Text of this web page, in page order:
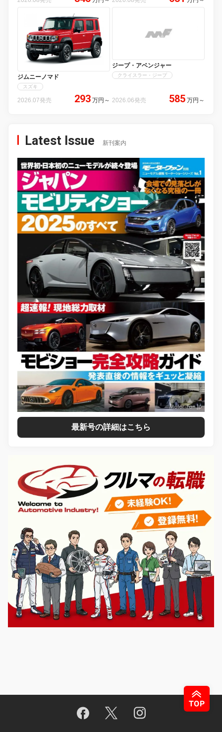
ジムニーノマド
スズキ
2026.07発売 293 万円 ～
ジープ・アベンジャー
クライスラー・ジープ
2026.06発売 585 万円 ～
Latest Issue 新刊案内
最新号の詳細はこちら